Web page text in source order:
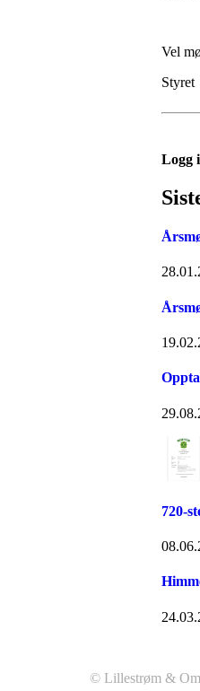
Vel
Styret
Logg
720-
© Lillestrøm &